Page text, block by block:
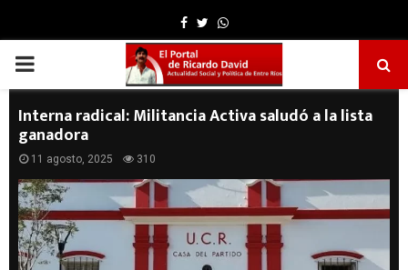
Facebook
TwitterWhatsapp
PRIMARY
MENU
Interna radical: Militancia Activa saludó a la lista
ganadora
11 agosto, 2025 310